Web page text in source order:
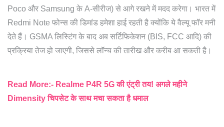
Poco और Samsung के A-सीरीज) से आगे रखने में मदद करेगा। भारत में
Redmi Note फोन्स की डिमांड हमेशा हाई रहती है क्योंकि ये वैल्यू फॉर मनी
देते हैं। GSMA लिस्टिंग के बाद अब सर्टिफिकेशन (BIS, FCC आदि) की
प्रक्रिया तेज हो जाएगी, जिससे लॉन्च की तारीख और करीब आ सकती है।
Read More:- Realme P4R 5G की एंट्री तय! अगले महीने
Dimensity चिपसेट के साथ मचा सकता है धमाल